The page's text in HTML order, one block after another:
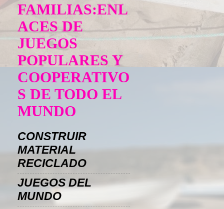
FAMILIAS:ENL
ACES DE
JUEGOS
POPULARES Y
COOPERATIVO
S DE TODO EL
MUNDO
CONSTRUIR
MATERIAL
RECICLADO
JUEGOS DEL
MUNDO